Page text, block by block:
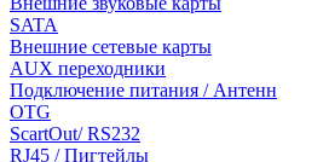
SATA
Внешние сетевые карты
AUX переходники
Подключение питания / Антенн
OTG
ScartOut/ RS232
RJ45 / Пигтейлы